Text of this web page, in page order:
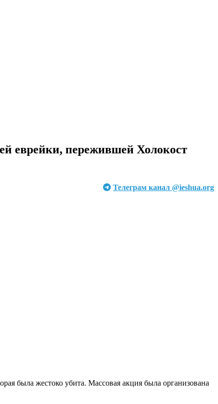
еврейки, пережившей Холокост
Телеграм канал @ieshua.org
была жестоко убита. Массовая акция была организована